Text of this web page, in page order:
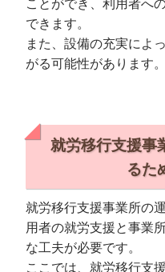
ことができ、利用者へ
できます。
また、設備の充実によ
がる可能性があります。
就労移行支援事
るた
就労移行支援事業所の
用者の就労支援と事業
な工夫が必要です。
ここでは、就労移行支